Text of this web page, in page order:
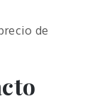
de